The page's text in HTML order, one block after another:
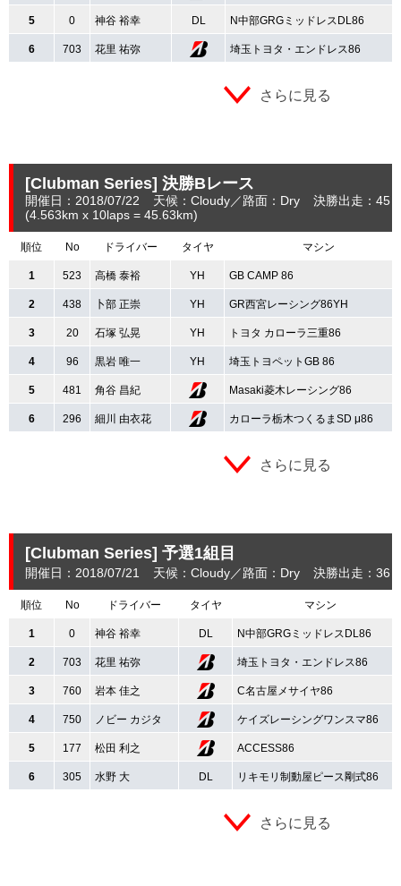
5 0 神谷 裕幸 DL N中部GRGミッドレスDL86
6 703 花里 祐弥 埼玉トヨタ・エンドレス86
さらに見る
[Clubman Series] 決勝Bレース
開催日：2018/07/22 天候：Cloudy 路面：Dry
決勝出走：45
(4.563km x 10laps = 45.63km)
順位 No ドライバー タイヤ マシン
1 523 高橋 泰裕 YH GB CAMP 86
2 438 卜部 正崇 YH GR西宮レーシング86YH
3 20 石塚 弘晃 YH トヨタ カローラ三重86
4 96 黒岩 唯一 YH 埼玉トヨペットGB 86
5 481 角谷 昌紀 Masaki菱木レーシング86
6 296 細川 由衣花 カローラ栃木つくるまSD μ86
さらに見る
[Clubman Series] 予選1組目
開催日：2018/07/21 天候：Cloudy 路面：Dry 決勝出走：36
順位 No ドライバー タイヤ マシン
1 0 神谷 裕幸 DL N中部GRGミッドレスDL86
2 703 花里 祐弥 埼玉トヨタ・エンドレス86
3 760 岩本 佳之 C名古屋メサイヤ86
4 750 ノビー カジタ ケイズレーシングワンスマ86
5 177 松田 利之 ACCESS86
6 305 水野 大 DL リキモリ制動屋ピース剛式86
さらに見る